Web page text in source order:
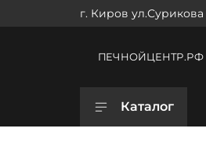
ПЕЧНОЙЦЕНТР.РФ
Каталог